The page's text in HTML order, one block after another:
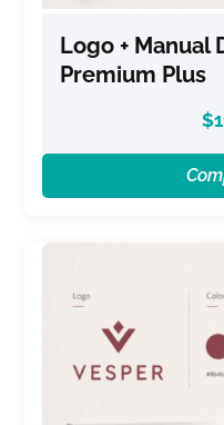
Logo + Manual
Premium Plus
$